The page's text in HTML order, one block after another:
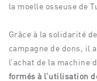
la moelle osseuse de
Grâce à la solidarité
campagne de dons, il
l’achat de la machine
formés à l’utilisation